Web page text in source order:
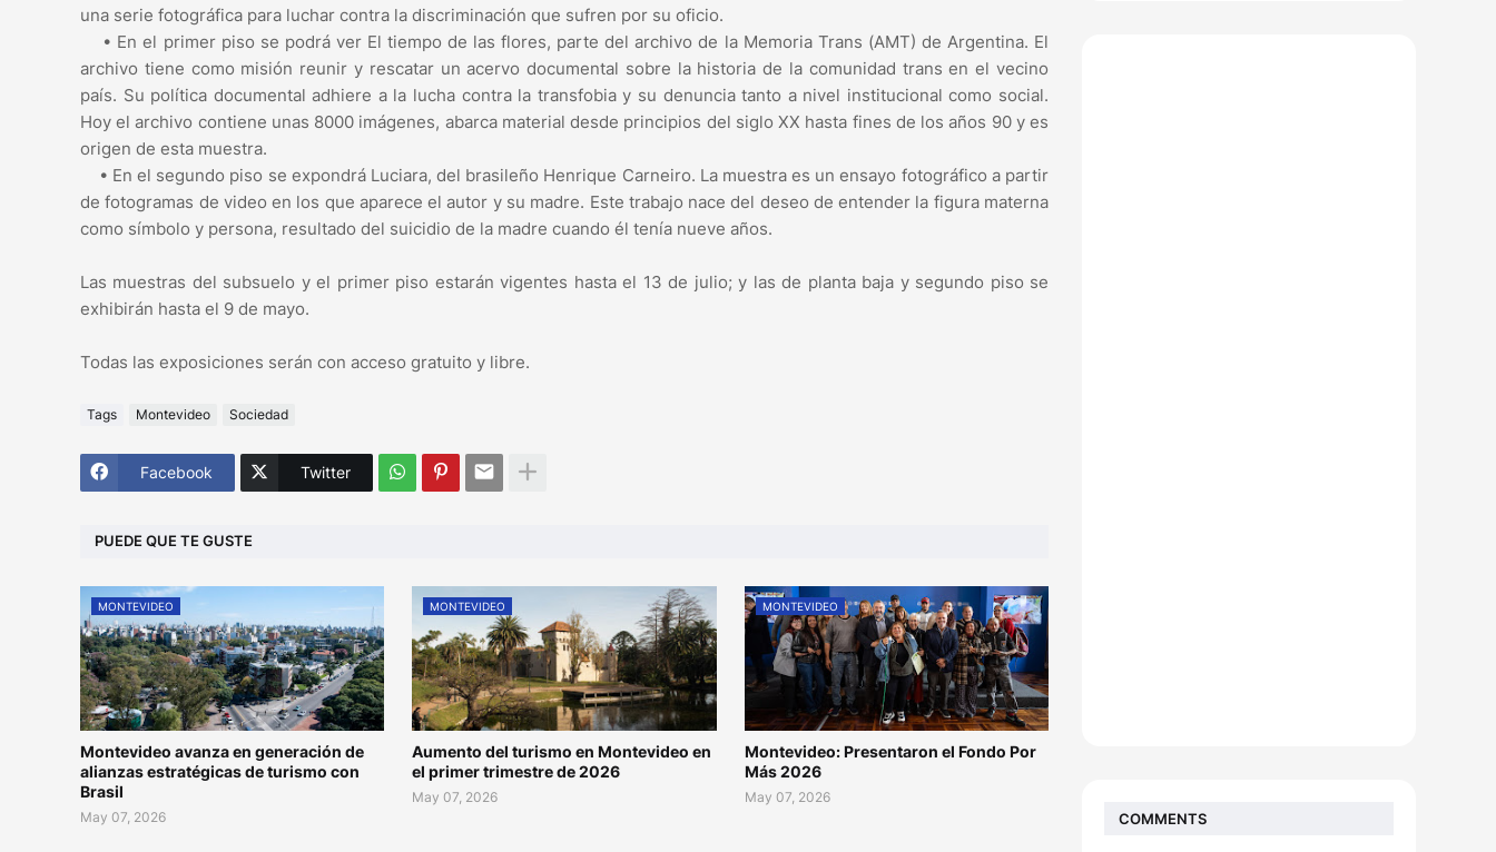
una serie fotográfica para luchar contra la discriminación que sufren por su oficio.
• En el primer piso se podrá ver El tiempo de las flores, parte del archivo de la Memoria Trans (AMT) de Argentina. El
archivo tiene como misión reunir y rescatar un acervo documental sobre la historia de la comunidad trans en el vecino
país. Su política documental adhiere a la lucha contra la transfobia y su denuncia tanto a nivel institucional como social.
Hoy el archivo contiene unas 8000 imágenes, abarca material desde principios del siglo XX hasta fines de los años 90 y es
origen de esta muestra.
• En el segundo piso se expondrá Luciara, del brasileño Henrique Carneiro. La muestra es un ensayo fotográfico a partir
de fotogramas de video en los que aparece el autor y su madre. Este trabajo nace del deseo de entender la figura materna
como símbolo y persona, resultado del suicidio de la madre cuando él tenía nueve años.
Las muestras del subsuelo y el primer piso estarán vigentes hasta el 13 de julio; y las de planta baja y segundo piso se
exhibirán hasta el 9 de mayo.
Todas las exposiciones serán con acceso gratuito y libre.
Tags Montevideo Sociedad
Facebook Twitter
PUEDE QUE TE GUSTE
MONTEVIDEO
Montevideo avanza en generación de
alianzas estratégicas de turismo con
Brasil
May 07, 2026
MONTEVIDEO
Aumento del turismo en Montevideo en
el primer trimestre de 2026
May 07, 2026
MONTEVIDEO
Montevideo: Presentaron el Fondo Por
Más 2026
May 07, 2026
COMMENTS